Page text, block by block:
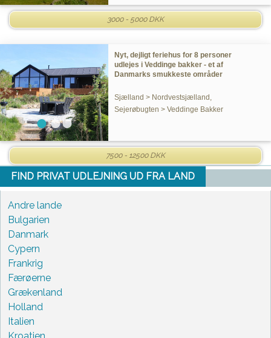
3000 - 5000 DKK
Nyt, dejligt feriehus for 8 personer
udlejes i Veddinge bakker - et af
Danmarks smukkeste områder
Sjælland > Nordvestsjælland,
Sejerøbugten > Veddinge Bakker
7500 - 12500 DKK
FIND PRIVAT UDLEJNING UD FRA LAND
Andre lande
Bulgarien
Danmark
Cypern
Frankrig
Færøerne
Grækenland
Holland
Italien